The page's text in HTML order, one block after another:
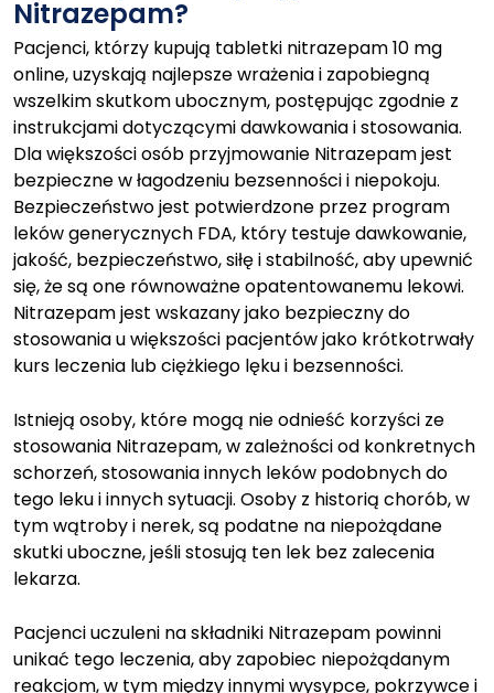
Nitrazepam?
Pacjenci, którzy kupują tabletki nitrazepam 10 mg
online, uzyskają najlepsze wrażenia i zapobiegną
wszelkim skutkom ubocznym, postępując zgodnie z
instrukcjami dotyczącymi dawkowania i stosowania.
Dla większości osób przyjmowanie Nitrazepam jest
bezpieczne w łagodzeniu bezsenności i niepokoju.
Bezpieczeństwo jest potwierdzone przez program
leków generycznych FDA, który testuje dawkowanie,
jakość, bezpieczeństwo, siłę i stabilność, aby upewnić
się, że są one równoważne opatentowanemu lekowi.
Nitrazepam jest wskazany jako bezpieczny do
stosowania u większości pacjentów jako krótkotrwały
kurs leczenia lub ciężkiego lęku i bezsenności.
Istnieją osoby, które mogą nie odnieść korzyści ze
stosowania Nitrazepam, w zależności od konkretnych
schorzeń, stosowania innych leków podobnych do
tego leku i innych sytuacji. Osoby z historią chorób, w
tym wątroby i nerek, są podatne na niepożądane
skutki uboczne, jeśli stosują ten lek bez zalecenia
lekarza.
Pacjenci uczuleni na składniki Nitrazepam powinni
unikać tego leczenia, aby zapobiec niepożądanym
reakcjom, w tym między innymi wysypce, pokrzywce i